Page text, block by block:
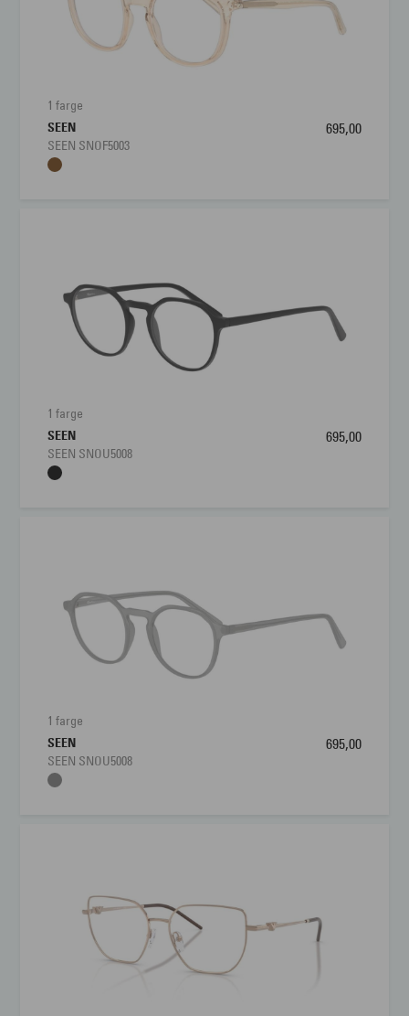
1 farge
SEEN
SEEN SNOF5003
695,00
1 farge
SEEN
SEEN SNOU5008
695,00
1 farge
SEEN
SEEN SNOU5008
695,00